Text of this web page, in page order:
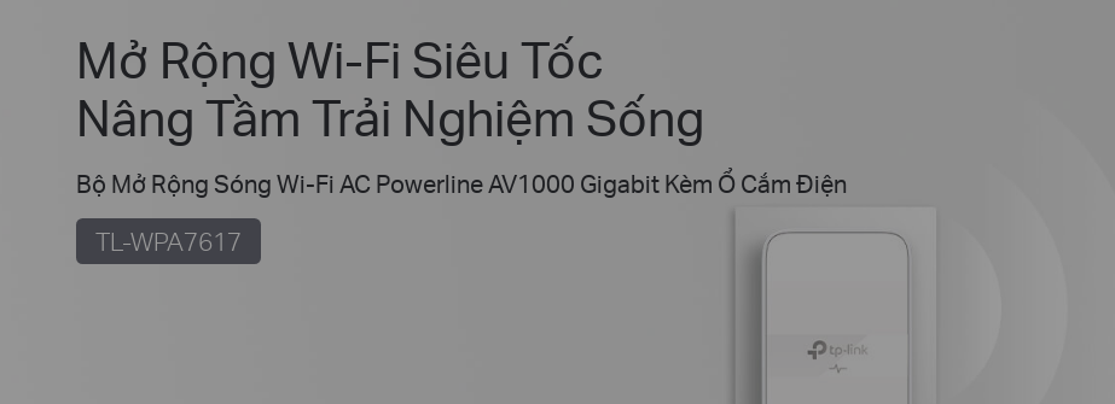
Mở Rộng Wi-Fi Siêu Tốc
Nâng Tầm Trải Nghiệm Sống
Bộ Mở Rộng Sóng Wi-Fi AC Powerline AV1000 Gigabit Kèm Ổ Cắm Điện
TL-WPA7617